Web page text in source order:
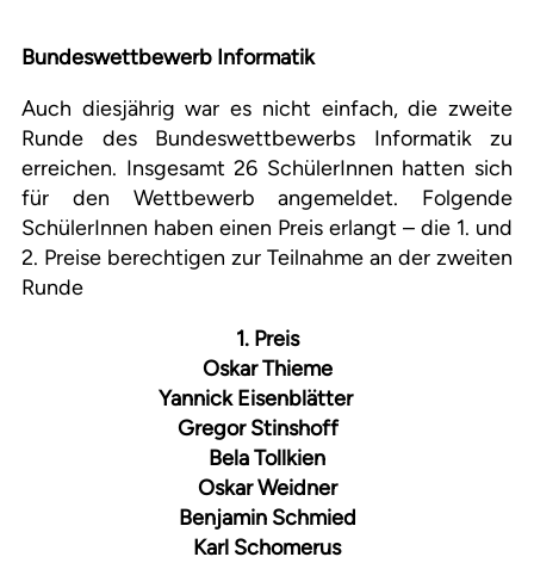
Bundeswettbewerb Informatik
Auch diesjährig war es nicht einfach, die zweite
Runde des Bundeswettbewerbs Informatik zu
erreichen. Insgesamt 26 SchülerInnen hatten sich
für den Wettbewerb angemeldet. Folgende
SchülerInnen haben einen Preis erlangt – die 1. und
2. Preise berechtigen zur Teilnahme an der zweiten
Runde
1. Preis
Oskar Thieme
Yannick Eisenblätter
Gregor Stinshoff
Bela Tollkien
Oskar Weidner
Benjamin Schmied
Karl Schomerus